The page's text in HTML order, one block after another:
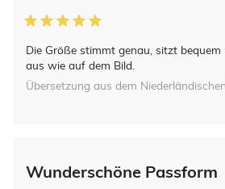
Die Größe stimmt genau, sitzt
aus wie auf dem Bild.
Übersetzung aus dem Niederländischen
Wunderschöne Passform